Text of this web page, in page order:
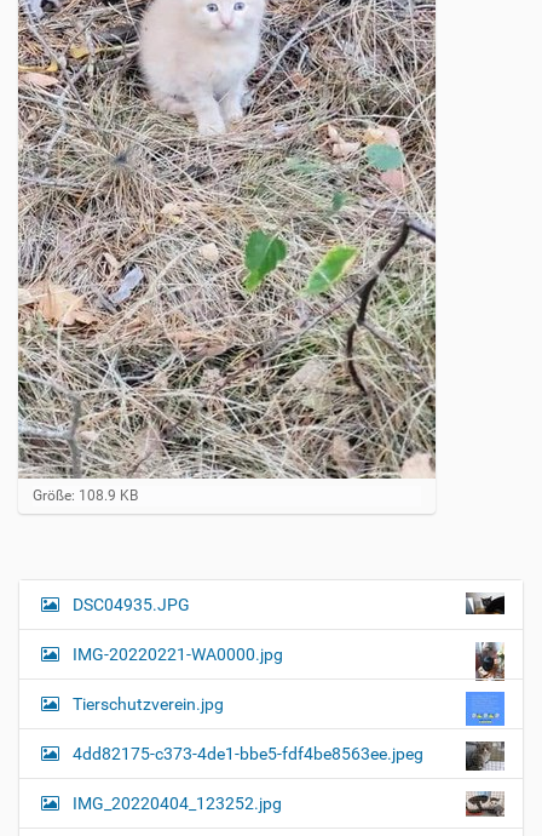
Z
e
e
i
l
r
Größe: 108.9 KB
N
i
g
a
t
i
DSC04935.JPG
IMG-20220221-WA0000.jpg
Tierschutzverein.jpg
4dd82175-c373-4de1-bbe5-fdf4be8563ee.jpeg
IMG_20220404_123252.jpg